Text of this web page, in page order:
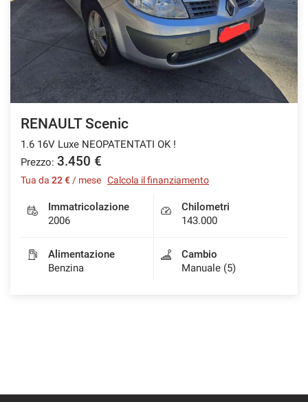
RENAULT Scenic
1.6 16V Luxe NEOPATENTATI OK !
Prezzo: 3.450 €
Tua da 22 € / mese Calcola il finanziamento
Immatricolazione
2006
Chilometri
143.000
Alimentazione
Benzina
Cambio
Manuale (5)